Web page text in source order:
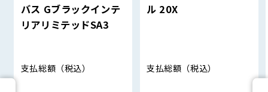
バス Gブラックインテ
リアリミテッドSA3
支払総額 （税込）
ル 20X
支払総額 （税込）